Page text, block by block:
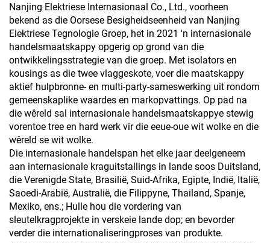
Nanjing Elektriese Internasionaal Co., Ltd., voorheen
bekend as die Oorsese Besigheidseenheid van Nanjing
Elektriese Tegnologie Groep, het in 2021 'n internasionale
handelsmaatskappy opgerig op grond van die
ontwikkelingsstrategie van die groep. Met isolators en
kousings as die twee vlaggeskote, voer die maatskappy
aktief hulpbronne- en multi-party-sameswerking uit rondom
gemeenskaplike waardes en markopvattings. Op pad na
die wêreld sal internasionale handelsmaatskappye stewig
vorentoe tree en hard werk vir die eeue-oue wit wolke en die
wêreld se wit wolke.
Die internasionale handelspan het elke jaar deelgeneem
aan internasionale kraguitstallings in lande soos Duitsland,
die Verenigde State, Brasilië, Suid-Afrika, Egipte, Indië, Italië,
Saoedi-Arabië, Australië, die Filippyne, Thailand, Spanje,
Mexiko, ens.; Hulle hou die vordering van
sleutelkragprojekte in verskeie lande dop; en bevorder
verder die internationaliseringproses van produkte.